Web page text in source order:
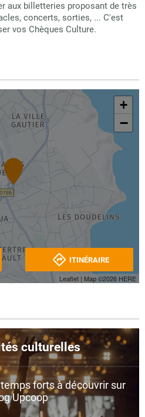
aux billetteries proposant de très
concerts, sorties, ... C'est
vos Chèques Culture.
+
−
Leaflet | Map ©2026 HERE
ITINÉRAIRE
culturelles
forts à découvrir sur
Upcoop